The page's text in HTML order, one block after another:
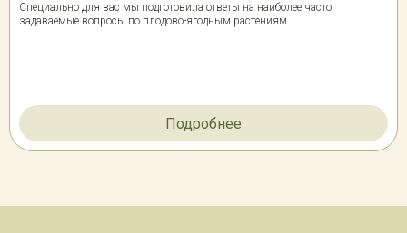
Специально для вас мы подготовила ответы на наиболее часто
задаваемые вопросы по плодово-ягодным растениям.
Подробнее